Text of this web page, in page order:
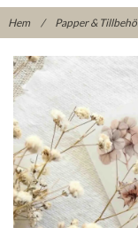
Hem / Papper &